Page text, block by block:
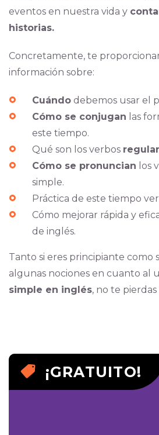
eventos en nuestra vida y
historias.
Concretamente, te
información sobre:
Cuándodebemos usar el
Cómo se conjugan las
este tiempo.
Qué son los verbos
Cómo se pronuncian los
simple.
Práctica de este tiempo
Cómo mejorar rápida y
de inglés.
Tanto si eres principiante como
algunas nociones en cuanto al
simple en inglés, no te
¡GRATUITO!